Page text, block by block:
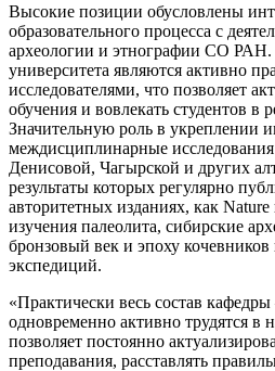
Высокие позиции обусловлены
образовательного процесса с
археологии и этнографии СО РАН.
университета являются активно
исследователями, что позволяет
обучения и вовлекать студентов в
Значительную роль в укреплении
междисциплинарные
Денисовой, Чагырской и других
результаты которых регулярно
авторитетных изданиях, как
изучения палеолита, сибирские
бронзовый век и эпоху
экспедиций.
«Практически весь состав
одновременно активно трудятся в
позволяет постоянно
преподавания, расставлять